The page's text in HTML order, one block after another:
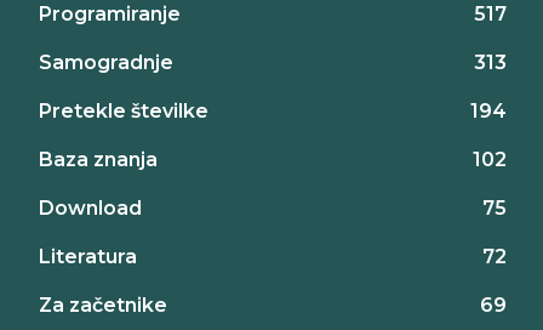
Programiranje 517
Samogradnje 313
Pretekle številke 194
Baza znanja 102
Download 75
Literatura 72
Za začetnike 69